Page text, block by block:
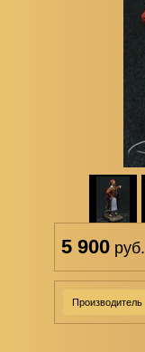
5 900руб.
Производитель